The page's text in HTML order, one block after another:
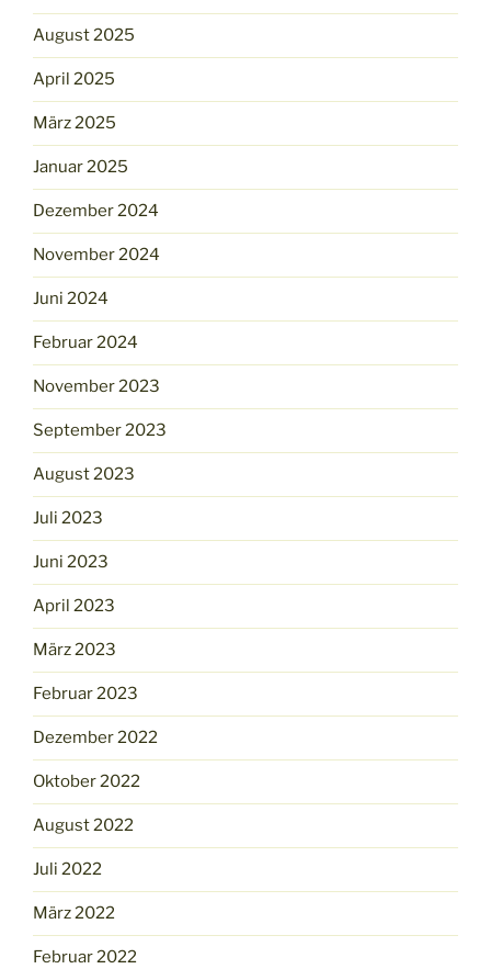
August 2025
April 2025
März 2025
Januar 2025
Dezember 2024
November 2024
Juni 2024
Februar 2024
November 2023
September 2023
August 2023
Juli 2023
Juni 2023
April 2023
März 2023
Februar 2023
Dezember 2022
Oktober 2022
August 2022
Juli 2022
März 2022
Februar 2022